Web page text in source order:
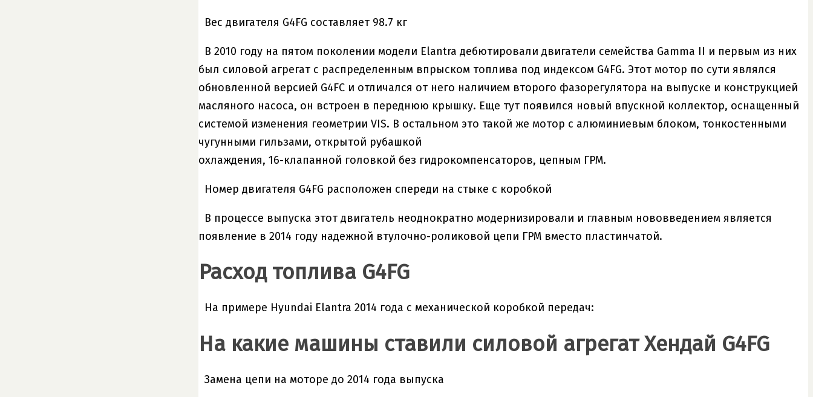
Вес двигателя G4FG составляет 98.7 кг
В 2010 году на пятом поколении модели Elantra дебютировали двигатели семейства Gamma II и первым из них
был силовой агрегат с распределенным впрыском топлива под индексом G4FG. Этот мотор по сути являлся
обновленной версией G4FC и отличался от него наличием второго фазорегулятора на выпуске и конструкцией
масляного насоса, он встроен в переднюю крышку. Еще тут появился новый впускной коллектор, оснащенный
системой изменения геометрии VIS. В остальном это такой же мотор с алюминиевым блоком, тонкостенными
чугунными гильзами, открытой рубашкой
охлаждения, 16-клапанной головкой без гидрокомпенсаторов, цепным ГРМ.
Номер двигателя G4FG расположен спереди на стыке с коробкой
В процессе выпуска этот двигатель неоднократно модернизировали и главным нововведением является
появление в 2014 году надежной втулочно-роликовой цепи ГРМ вместо пластинчатой.
Расход топлива G4FG
На примере Hyundai Elantra 2014 года с механической коробкой передач:
На какие машины ставили силовой агрегат Хендай G4FG
Замена цепи на моторе до 2014 года выпуска